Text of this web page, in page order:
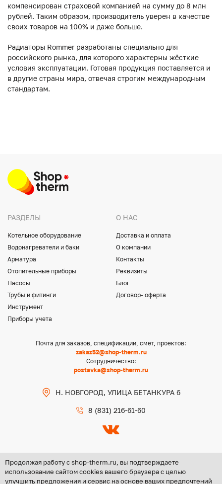
компенсирован страховой компанией на сумму до 8 млн
рублей. Таким образом, производитель уверен в качестве
своих товаров на 100% и даже больше.
Радиаторы Rommer разработаны специально для
российского рынка, для которого характерны жёсткие
условия эксплуатации. Готовая продукция поставляется и
в другие страны мира, отвечая строгим международным
стандартам.
РАЗДЕЛЫ
Котельное оборудование
Водонагреватели и баки
Арматура
Отопительные приборы
Насосы
Трубы и фитинги
Инструмент
Приборы учета
О НАС
Доставка и оплата
О компании
Контакты
Реквизиты
Блог
Договор- оферта
Почта для заказов, спецификации, смет, проектов:
zakaz52@shop-therm.ru
Сотрудничество:
postavka@shop-therm.ru
Н. НОВГОРОД, УЛИЦА БЕТАНКУРА 6
8 (831) 216-61-60
Copyright @ 2026 ООО «ЦЕНТР ГРУПП НН»
Продолжая работу с shop-therm.ru, вы подтверждаете
использование сайтом cookies вашего браузера с целью
улучшить предложения и сервис на основе ваших предпочтений